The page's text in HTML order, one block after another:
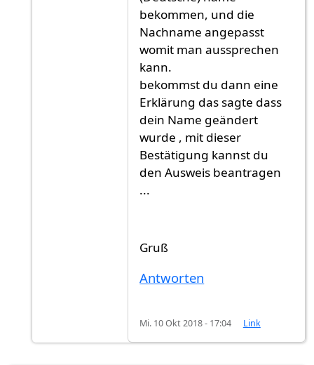
bekommen, und die
Nachname angepasst
womit man aussprechen
kann.
bekommst du dann eine
Erklärung das sagte dass
dein Name geändert
wurde , mit dieser
Bestätigung kannst du
den Ausweis beantragen
...
Gruß
Antworten
Mi. 10 Okt 2018 - 17:04 Link